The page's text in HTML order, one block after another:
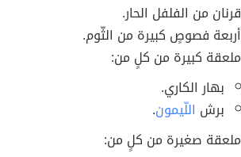
قرنان من الفلفل الحار.
أربعة فصوصٍ كبيرة من الثّوم.
ملعقة كبيرة من كلٍ من:
بهار الكاري.
برش اللّيمون.
ملعقة صغيرة من كلٍ من: